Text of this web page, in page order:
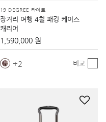
19 DEGREE 라이트
장거리 여행 4휠 패킹 케이스
캐리어
1,590,000 원
2 비교